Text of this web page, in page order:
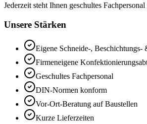
Jederzeit steht Ihnen geschultes
Unsere Stärken
Eigene Schneide-, Beschichtungs-
Firmeneigene
Geschultes Fachpersonal
DIN-Normen konform
Vor-Ort-Beratung auf Baustellen
Kurze Lieferzeiten